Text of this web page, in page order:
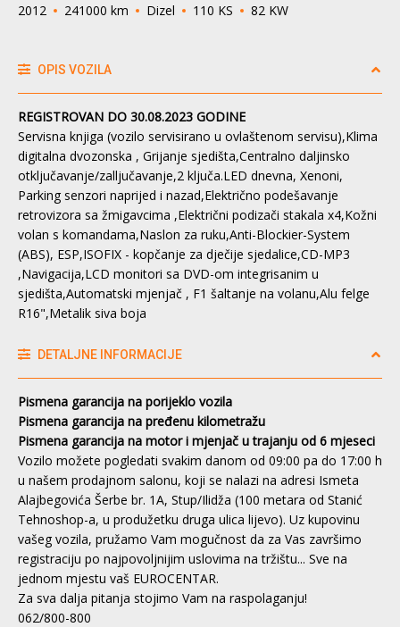
2012 241000 km Dizel 110 KS 82 KW
OPIS VOZILA
REGISTROVAN DO 30.08.2023 GODINE
Servisna knjiga (vozilo servisirano u ovlaštenom servisu),Klima
digitalna dvozonska , Grijanje sjedišta,Centralno daljinsko
otključavanje/zalljučavanje,2 ključa.LED dnevna, Xenoni,
Parking senzori naprijed i nazad,Električno podešavanje
retrovizora sa žmigavcima ,Električni podizači stakala x4,Kožni
volan s komandama,Naslon za ruku,Anti-Blockier-System
(ABS), ESP,ISOFIX - kopčanje za dječije sjedalice,CD-MP3
,Navigacija,LCD monitori sa DVD-om integrisanim u
sjedišta,Automatski mjenjač , F1 šaltanje na volanu,Alu felge
R16",Metalik siva boja
DETALJNE INFORMACIJE
Pismena garancija na porijeklo vozila
Pismena garancija na pređenu kilometražu
Pismena garancija na motor i mjenjač u trajanju od 6 mjeseci
Vozilo možete pogledati svakim danom od 09:00 pa do 17:00 h
u našem prodajnom salonu, koji se nalazi na adresi Ismeta
Alajbegovića Šerbe br. 1A, Stup/Ilidža (100 metara od Stanić
Tehnoshop-a, u produžetku druga ulica lijevo). Uz kupovinu
vašeg vozila, pružamo Vam mogučnost da za Vas završimo
registraciju po najpovoljnijim uslovima na tržištu... Sve na
jednom mjestu vaš EUROCENTAR.
Za sva dalja pitanja stojimo Vam na raspolaganju!
062/800-800